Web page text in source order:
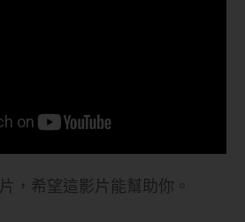
，希望這影片能幫助你。